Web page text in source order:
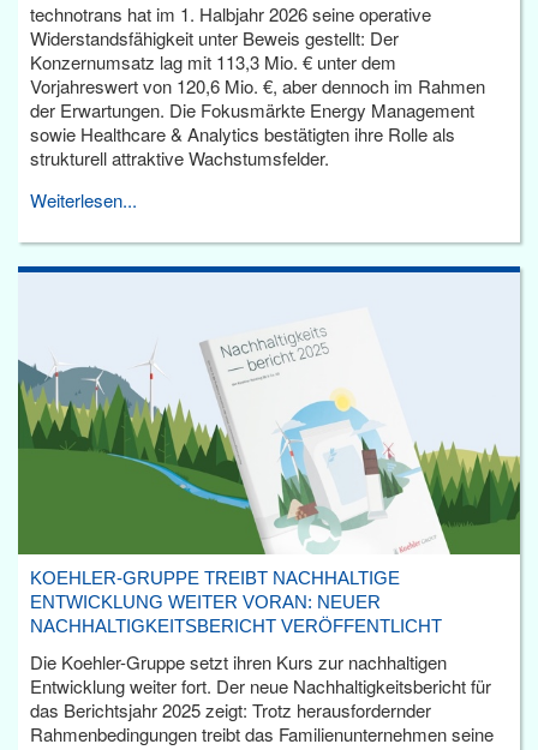
technotrans hat im 1. Halbjahr 2026 seine operative
Widerstandsfähigkeit unter Beweis gestellt: Der
Konzernumsatz lag mit 113,3 Mio. € unter dem
Vorjahreswert von 120,6 Mio. €, aber dennoch im Rahmen
der Erwartungen. Die Fokusmärkte Energy Management
sowie Healthcare & Analytics bestätigten ihre Rolle als
strukturell attraktive Wachstumsfelder.
Weiterlesen...
KOEHLER-GRUPPE TREIBT NACHHALTIGE
ENTWICKLUNG WEITER VORAN: NEUER
NACHHALTIGKEITSBERICHT VERÖFFENTLICHT
Die Koehler-Gruppe setzt ihren Kurs zur nachhaltigen
Entwicklung weiter fort. Der neue Nachhaltigkeitsbericht für
das Berichtsjahr 2025 zeigt: Trotz herausfordernder
Rahmenbedingungen treibt das Familienunternehmen seine